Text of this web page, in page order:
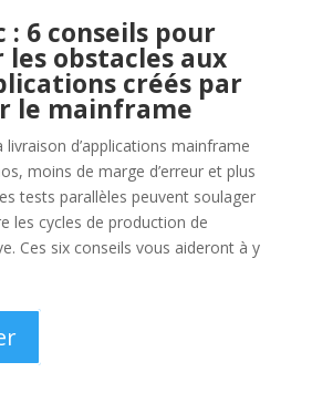
: le DevOps est
attention sur le
blanc pour connaître les sept